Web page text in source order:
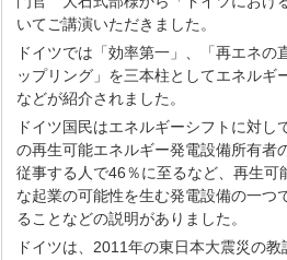
いてご講演いただきました。
ドイツでは「効率第一」、「再エネの
ップリング」を三本柱としてエネルギ
などが紹介されました。
ドイツ国民はエネルギーシフトに対し
の再生可能エネルギー発電設備所有者
従事する人で46％に至るなど、再生可
な起業の可能性を生む発電設備の一つ
ることなどの説明がありました。
ドイツは、2011年の東日本大震災の